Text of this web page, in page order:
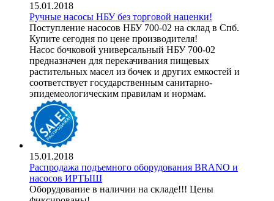
15.01.2018
Ручные насосы НБУ без торговой наценки!
Поступление насосов НБУ 700-02 на склад в Спб.
Купите сегодня по цене производителя!
Насос бочковой универсальный НБУ 700-02
предназначен для перекачивания пищевых
растительных масел из бочек и других емкостей и
соответствует государственным санитарно-
эпидемеологическим правилам и нормам.
15.01.2018
Распродажа подъемного оборудования BRANO и
насосов ИРТЫШ
Оборудование в наличии на складе!!! Цены